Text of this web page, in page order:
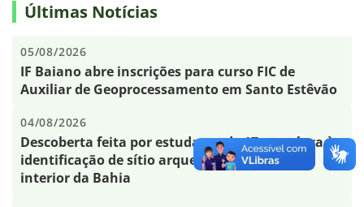
Últimas Notícias
05/08/2026
IF Baiano abre inscrições para curso FIC de
Auxiliar de Geoprocessamento em Santo Estêvão
04/08/2026
Descoberta feita por estudante de 17 anos leva à
identificação de sítio arqueológico inédito no
interior da Bahia